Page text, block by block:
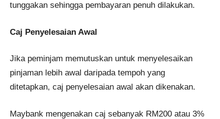
tunggakan sehingga pembayaran penuh dilakukan.
Caj Penyelesaian Awal
Jika peminjam memutuskan untuk menyelesaikan
pinjaman lebih awal daripada tempoh yang
ditetapkan, caj penyelesaian awal akan dikenakan.
Maybank mengenakan caj sebanyak RM200 atau 3%